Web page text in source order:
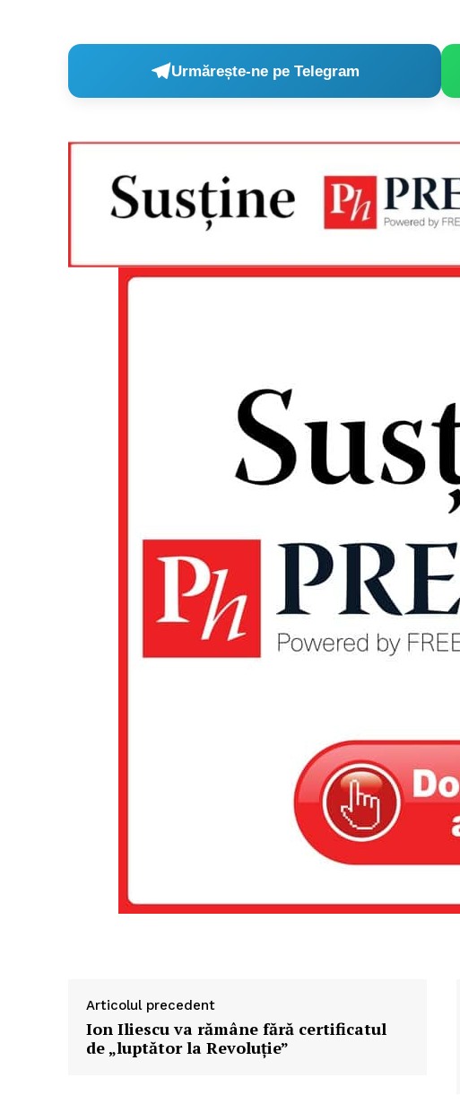
Urmărește-ne pe Telegram
Articolul precedent
Ion Iliescu va rămâne fără certificatul
de „luptător la Revoluție”